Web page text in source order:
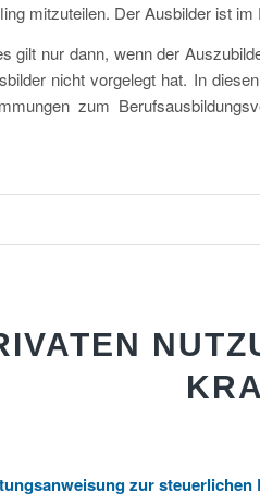
mitzuteilen. Der Ausbilder ist
gilt nur dann, wenn der
nicht vorgelegt hat. In
zum
zur